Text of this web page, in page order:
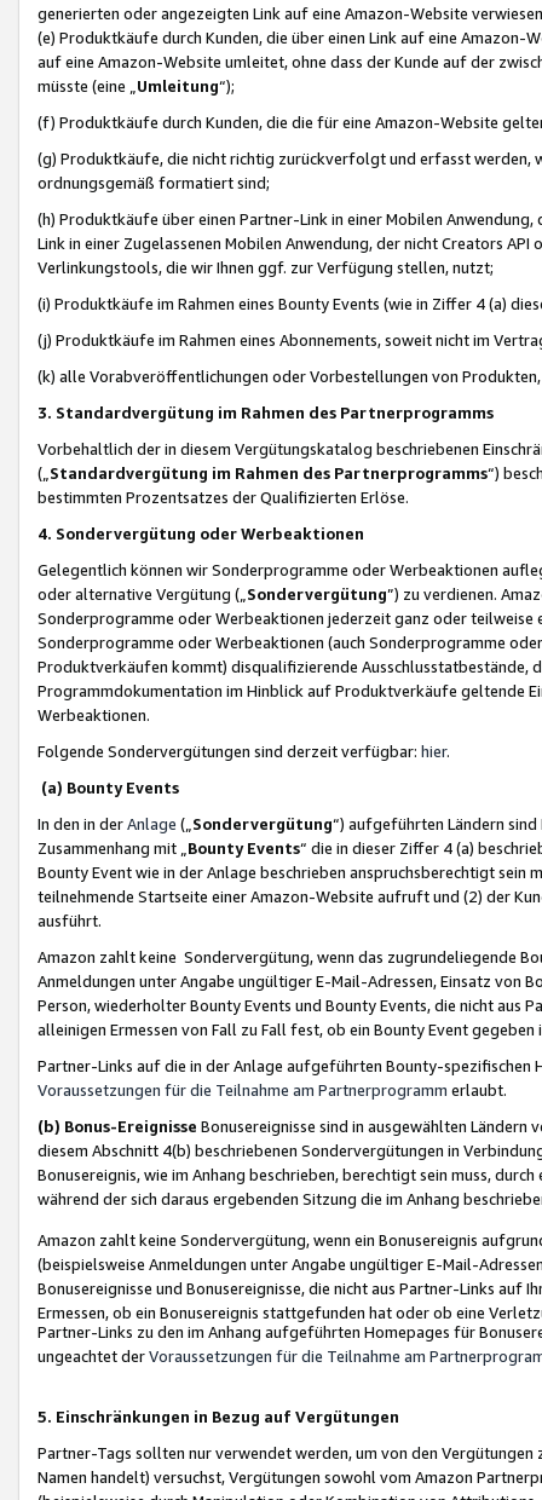
generierten oder angezeigten Link auf eine Amazon-Website
(e) Produktkäufe durch Kunden, die über einen Link auf eine
auf eine Amazon-Website umleitet, ohne dass der Kunde auf der
müsste (eine „ Umleitung“);
(f) Produktkäufe durch Kunden, die die für eine Amazon-Website
(g) Produktkäufe, die nicht richtig zurückverfolgt und erfasst werden,
ordnungsgemäß formatiert sind;
(h) Produktkäufe über einen Partner-Link in einer Mobilen
Link in einer Zugelassenen Mobilen Anwendung, der nicht Creators
Verlinkungstools, die wir Ihnen ggf. zur Verfügung stellen, nutzt;
(i) Produktkäufe im Rahmen eines Bounty Events (wie in Ziffer 4 (a)
(j) Produktkäufe im Rahmen eines Abonnements, soweit nicht im
(k) alle Vorabveröffentlichungen oder Vorbestellungen von
3. Standardvergütung im Rahmen des Partnerprogramms
Vorbehaltlich der in diesem Vergütungskatalog beschriebenen
(„ Standardvergütung im Rahmen des Partnerprogramms“)
bestimmten Prozentsatzes der Qualifizierten Erlöse.
4. Sondervergütung oder Werbeaktionen
Gelegentlich können wir Sonderprogramme oder Werbeaktionen
oder alternative Vergütung („ Sondervergütung”) zu verdienen.
Sonderprogramme oder Werbeaktionen jederzeit ganz oder
Sonderprogramme oder Werbeaktionen (auch Sonderprogramme
Produktverkäufen kommt) disqualifizierende Ausschlusstatbestände,
Programmdokumentation im Hinblick auf Produktverkäufe geltende
Werbeaktionen.
Folgende Sondervergütungen sind derzeit verfügbar: hier.
(a) Bounty Events
In den in derAnlage („ Sondervergütung“) aufgeführten Ländern
Zusammenhang mit „ Bounty Events“ die in dieser Ziffer 4 (a)
Bounty Event wie in der Anlage beschrieben anspruchsberechtigt sein
teilnehmende Startseite einer Amazon-Website aufruft und (2) der
ausführt.
Amazon zahlt keine Sondervergütung, wenn das zugrundeliegende
Anmeldungen unter Angabe ungültiger E-Mail-Adressen, Einsatz von
Person, wiederholter Bounty Events und Bounty Events, die nicht
alleinigen Ermessen von Fall zu Fall fest, ob ein Bounty Event
Partner-Links auf die in der Anlage aufgeführten Bounty-spezifischen
Voraussetzungen für die Teilnahme am Partnerprogramm erlaubt.
(b) Bonus-Ereignisse Bonusereignisse sind in ausgewählten Ländern
diesem Abschnitt 4(b) beschriebenen Sondervergütungen in
Bonusereignis, wie im Anhang beschrieben, berechtigt sein muss,
während der sich daraus ergebenden Sitzung die im Anhang
Amazon zahlt keine Sondervergütung, wenn ein Bonusereignis
(beispielsweise Anmeldungen unter Angabe ungültiger E-Mail-
Bonusereignisse und Bonusereignisse, die nicht aus Partner-Links auf
Ermessen, ob ein Bonusereignis stattgefunden hat oder ob eine
Partner-Links zu den im Anhang aufgeführten Homepages für
ungeachtet derVoraussetzungen für die Teilnahme am
5. Einschränkungen in Bezug auf Vergütungen
Partner-Tags sollten nur verwendet werden, um von den
Namen handelt) versuchst, Vergütungen sowohl vom Amazon